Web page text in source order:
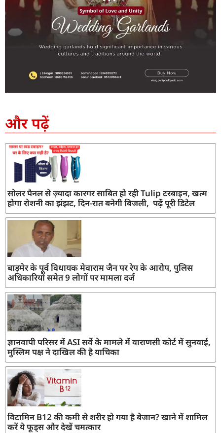
और पढ़ें
सोलर पैनल से ज़्यादा कारगर साबित हो रही Tulip टरबाइन, खत्म
होगा रोशनी का झंझट, दिन-रात बनेगी बिजली, पढ़ें पूरी डिटेल
बाड़मेर के पूर्व विधायक मेवाराम जैन पर रेप के आरोप, पुलिस
अधिकारियों समेत 9 लोगों पर मामला दर्ज
ज्ञानवापी परिसर में ASI सर्वे के मामले में वाराणसी कोर्ट में सुनवाई,
मुस्लिम पक्ष ने दाखिल की है याचिका
विटामिन B12 की कमी से शरीर हो गया है बेजान? खाने में शामिल
करें ये फूड्स और देखें चमत्कार